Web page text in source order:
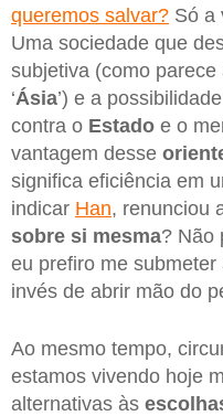
queremos salvar? Só a
Uma sociedade que
subjetiva (como parece
‘Ásia’) e a
contra o Estado e o
vantagem desse
significa eficiência em
indicar Han, renunciou
sobre si mesma? Não
eu prefiro me submeter
invés de abrir mão do
Ao mesmo tempo,
estamos vivendo hoje
alternativas às